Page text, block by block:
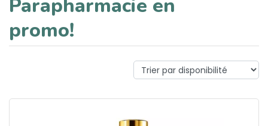
Parapharmacie en
promo!